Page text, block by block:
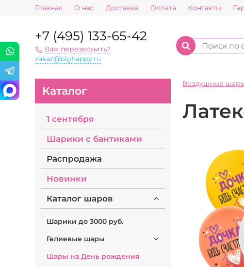
Главная О нас Доставка Оплата Контакты
+7 (495) 133-65-42
Вам перезвонить?
zakaz@bighappy.ru
Каталог
1 сентября
Шарики с бантиками
Распродажа
Новинки
Каталог шаров
Шарики до 3000 руб.
Гелиевые шары
Шары на День рождения
Воздушные